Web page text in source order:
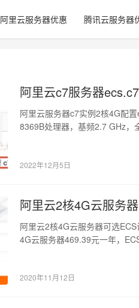
阿里云服务器优惠 腾讯云服务器
阿里云c7服务器
阿里云服务器c7实例2核4G配
8369B处理器，基频2.7 GHz
2022年12月5日
阿里云2核4G云服务
阿里云2核4G云服务器可选
4G云服务器469.39元一年，
2020年11月12日